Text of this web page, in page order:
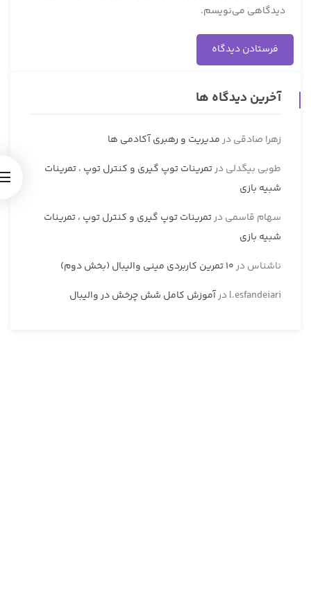
دیدگاهی می‌نویسم.
آخرین دیدگاه ها
زهرا صادقیدرمدیریت و رهبری آکادمی ها
طوبی بیگدلیدرتمرینات توپ گیری و کنترل توپ ، تمرینات
شبیه بازی
سهام قاسمیدرتمرینات توپ گیری و کنترل توپ ، تمرینات
شبیه بازی
ناشناسدر10 تمرین کاربردی مینی والیبال (بخش دوم)
l.esfandeiariدرآموزش کامل شش چرخش در والیبال